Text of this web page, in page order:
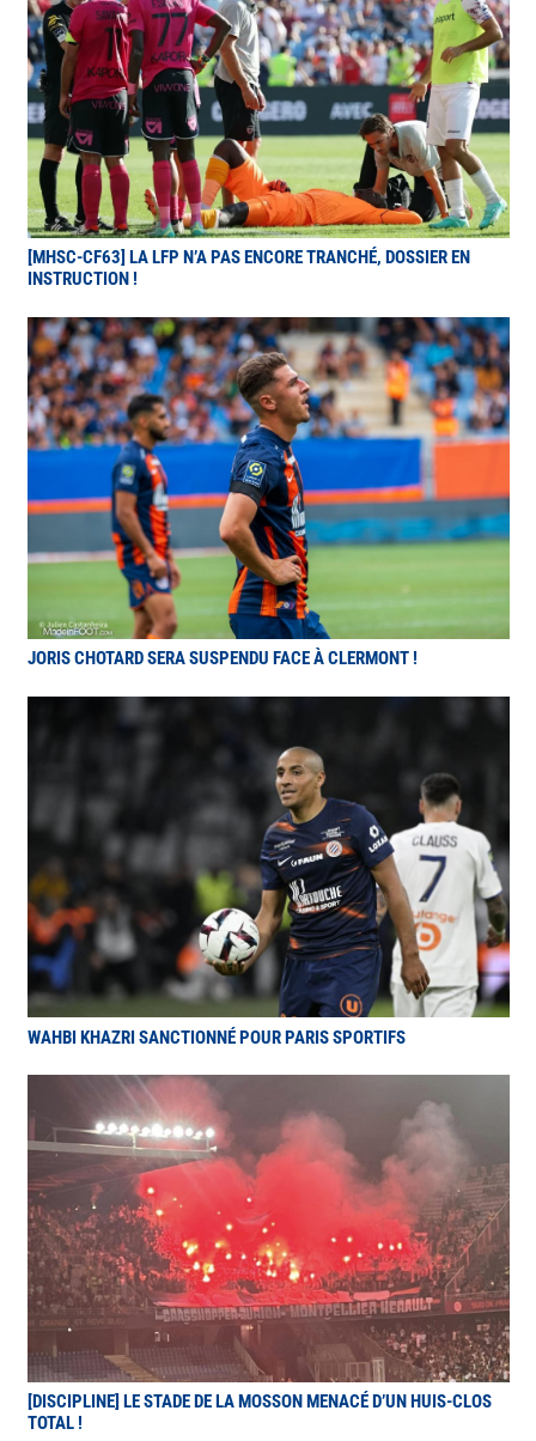
[MHSC-CF63] LA LFP N’A PAS ENCORE TRANCHÉ, DOSSIER EN
INSTRUCTION !
JORIS CHOTARD SERA SUSPENDU FACE À CLERMONT !
WAHBI KHAZRI SANCTIONNÉ POUR PARIS SPORTIFS
[DISCIPLINE] LE STADE DE LA MOSSON MENACÉ D’UN HUIS-CLOS
TOTAL !